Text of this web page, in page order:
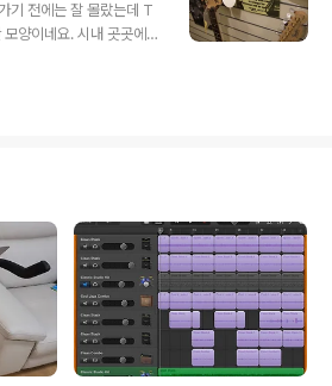
기 전에는 잘 몰랐는데 T
양이네요. 시내 곳곳에 T
에 있는 가게인 모양이더
보려해도 나몰라라 잘 모
PRS 포스터 붙어있는 방
는 방입니다. 부기, 휀다
수많은 기타들은 거의 전
좋지 않은 것들도 꽤 있네